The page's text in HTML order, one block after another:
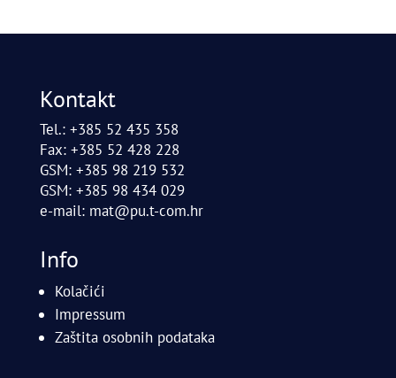
Kontakt
Tel.: +385 52 435 358
Fax: +385 52 428 228
GSM: +385 98 219 532
GSM: +385 98 434 029
e-mail: mat@pu.t-com.hr
Info
Kolačići
Impressum
Zaštita osobnih podataka